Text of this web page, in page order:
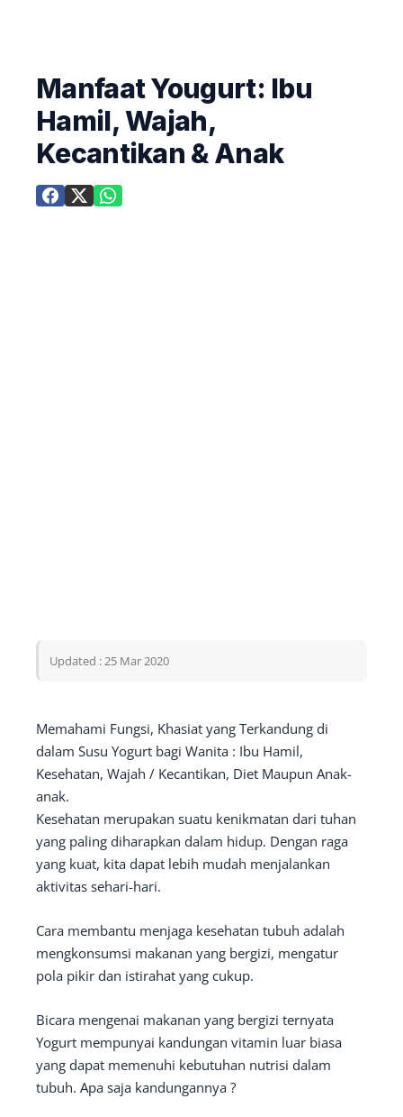
Manfaat Yougurt: Ibu
Hamil, Wajah,
Kecantikan & Anak
Updated : 25 Mar 2020
Memahami Fungsi, Khasiat yang Terkandung di
dalam Susu Yogurt bagi Wanita : Ibu Hamil,
Kesehatan, Wajah / Kecantikan, Diet Maupun Anak-
anak.
Kesehatan merupakan suatu kenikmatan dari tuhan
yang paling diharapkan dalam hidup. Dengan raga
yang kuat, kita dapat lebih mudah menjalankan
aktivitas sehari-hari.
Cara membantu menjaga kesehatan tubuh adalah
mengkonsumsi makanan yang bergizi, mengatur
pola pikir dan istirahat yang cukup.
Bicara mengenai makanan yang bergizi ternyata
Yogurt mempunyai kandungan vitamin luar biasa
yang dapat memenuhi kebutuhan nutrisi dalam
tubuh. Apa saja kandungannya ?